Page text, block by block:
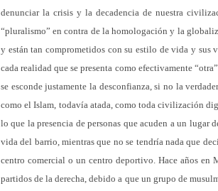
denunciar la crisis y la decadencia de nuestra
“pluralismo” en contra de la homologación y la
y están tan comprometidos con su estilo de vida y sus
cada realidad que se presenta como efectivamente
se esconde justamente la desconfianza, si no la
como el Islam, todavía atada, como toda civilización
lo que la presencia de personas que acuden a un lugar
vida del barrio, mientras que no se tendría nada que
centro comercial o un centro deportivo. Hace años
partidos de la derecha, debido a que un grupo de